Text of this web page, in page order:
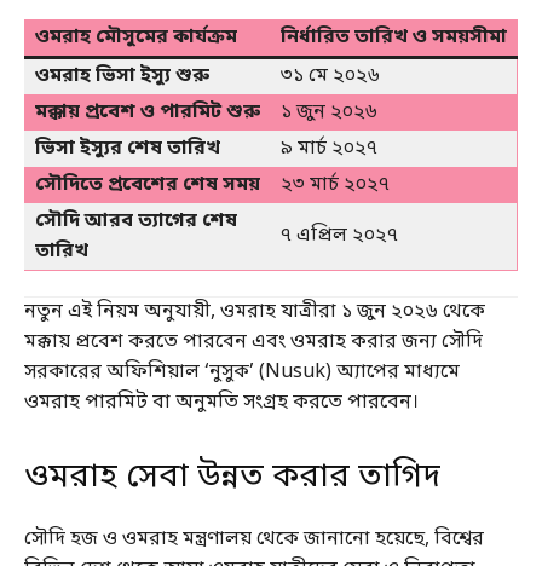
ওমরাহ মৌসুমের কার্যক্রম
নির্ধারিত তারিখ ও সময়সীমা
ওমরাহ ভিসা ইস্যু শুরু
৩১ মে ২০২৬
মক্কায় প্রবেশ ও পারমিট শুরু
১ জুন ২০২৬
ভিসা ইস্যুর শেষ তারিখ
৯ মার্চ ২০২৭
সৌদিতে প্রবেশের শেষ সময়
২৩ মার্চ ২০২৭
সৌদি আরব ত্যাগের শেষ
তারিখ
৭ এপ্রিল ২০২৭
নতুন এই নিয়ম অনুযায়ী, ওমরাহ যাত্রীরা ১ জুন ২০২৬ থেকে
মক্কায় প্রবেশ করতে পারবেন এবং ওমরাহ করার জন্য সৌদি
সরকারের অফিশিয়াল ‘নুসুক’ (Nusuk) অ্যাপের মাধ্যমে
ওমরাহ পারমিট বা অনুমতি সংগ্রহ করতে পারবেন।
ওমরাহ সেবা উন্নত করার তাগিদ
সৌদি হজ ও ওমরাহ মন্ত্রণালয় থেকে জানানো হয়েছে, বিশ্বের